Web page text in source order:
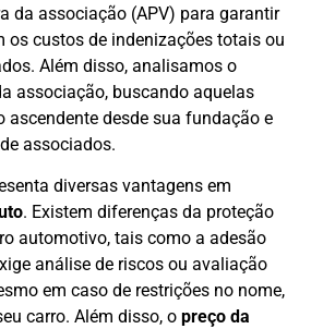
da associação (APV) para garantir
os custos de indenizações totais ou
Além disso, analisamos o
associação, buscando aquelas
ascendente desde sua fundação e
associados.
diversas vantagens em
. Existem diferenças da proteção
automotivo, tais como a adesão
análise de riscos ou avaliação
em caso de restrições no nome,
carro. Além disso, o preço da